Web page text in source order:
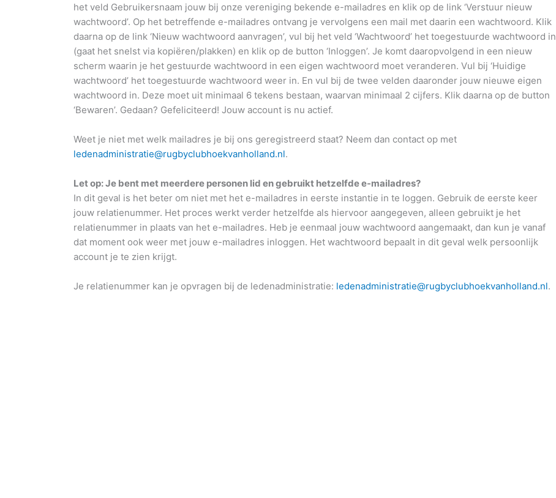
het veld Gebruikersnaam jouw bij onze vereniging bekende e-mailadres en klik op de link ‘Verstuur nieuw
wachtwoord’. Op het betreffende e-mailadres ontvang je vervolgens een mail met daarin een wachtwoord. Klik
daarna op de link ‘Nieuw wachtwoord aanvragen’, vul bij het veld ‘Wachtwoord’ het toegestuurde wachtwoord in
(gaat het snelst via kopiëren/plakken) en klik op de button ‘Inloggen’. Je komt daaropvolgend in een nieuw
scherm waarin je het gestuurde wachtwoord in een eigen wachtwoord moet veranderen. Vul bij ‘Huidige
wachtwoord’ het toegestuurde wachtwoord weer in. En vul bij de twee velden daaronder jouw nieuwe eigen
wachtwoord in. Deze moet uit minimaal 6 tekens bestaan, waarvan minimaal 2 cijfers. Klik daarna op de button
‘Bewaren’. Gedaan? Gefeliciteerd! Jouw account is nu actief.
Weet je niet met welk mailadres je bij ons geregistreerd staat? Neem dan contact op met
ledenadministratie@rugbyclubhoekvanholland.nl.
Let op: Je bent met meerdere personen lid en gebruikt hetzelfde e-mailadres?
In dit geval is het beter om niet met het e-mailadres in eerste instantie in te loggen. Gebruik de eerste keer
jouw relatienummer. Het proces werkt verder hetzelfde als hiervoor aangegeven, alleen gebruikt je het
relatienummer in plaats van het e-mailadres. Heb je eenmaal jouw wachtwoord aangemaakt, dan kun je vanaf
dat moment ook weer met jouw e-mailadres inloggen. Het wachtwoord bepaalt in dit geval welk persoonlijk
account je te zien krijgt.
Je relatienummer kan je opvragen bij de ledenadministratie: ledenadministratie@rugbyclubhoekvanholland.nl.